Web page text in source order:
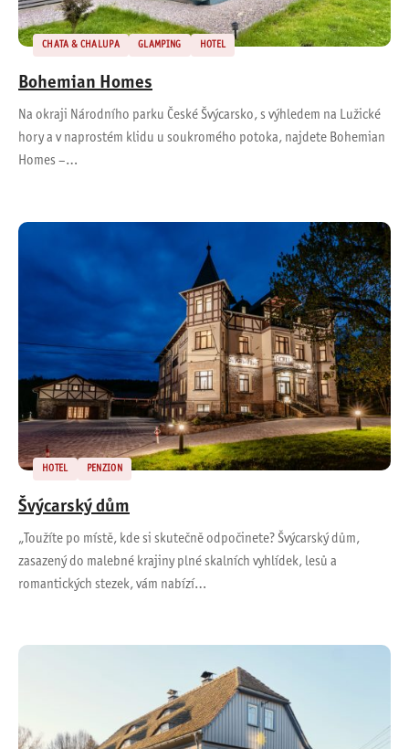
CHATA & CHALUPA GLAMPING HOTEL
Bohemian Homes
Na okraji Národního parku České Švýcarsko, s výhledem na Lužické
hory a v naprostém klidu u soukromého potoka, najdete Bohemian
Homes –…
HOTEL PENZION
Švýcarský dům
„Toužíte po místě, kde si skutečně odpočinete? Švýcarský dům,
zasazený do malebné krajiny plné skalních vyhlídek, lesů a
romantických stezek, vám nabízí…